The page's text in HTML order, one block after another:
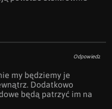
Odpowiedz
my będziemy je
Dodatkowo
będą patrzyć im na